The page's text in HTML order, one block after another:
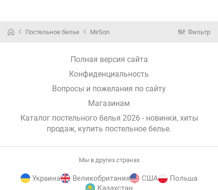
143х210 см
175х210 см
Colored
Постельное белье MirSon Фильтр
Полная версия сайта
Конфиденциальность
Вопросы и пожелания по сайту
Магазинам
Каталог постельного белья 2026 - новинки, хиты
продаж, купить постельное белье.
Мы в других странах
Украина Великобритания США
Польша
Казахстан